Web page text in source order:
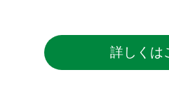
詳しくは